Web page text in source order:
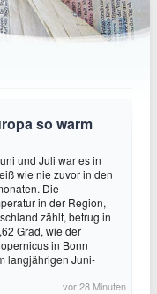
so warm
und Juli war es in
wie nie zuvor in den
Die
in der Region,
zählt, betrug in
Grad, wie der
in Bonn
langjährigen Juni-
vor 28 Minuten